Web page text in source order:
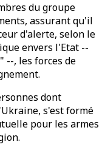
du groupe
assurant qu'il
d'alerte, selon le
envers l'Etat --
--, les forces de
dont
s'est formé
pour les armes